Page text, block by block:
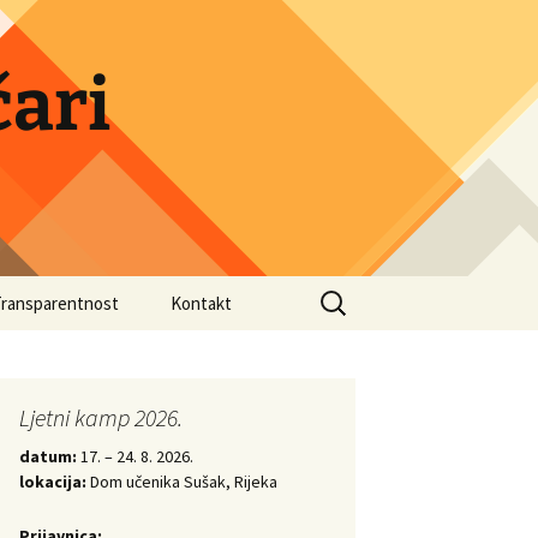
Kontakt
Search
for:
Ljetni kamp 2026.
datum: 17. – 24. 8. 2026.
lokacija: Dom učenika Sušak, Rijeka